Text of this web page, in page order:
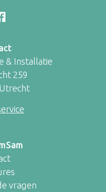
& Installatie
259
vragen